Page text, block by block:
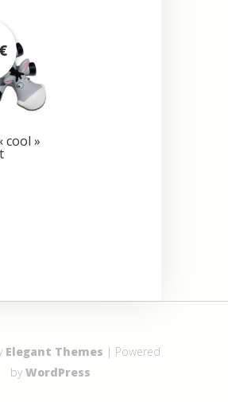
cool »
€
Elegant Themes | Powered
by WordPress